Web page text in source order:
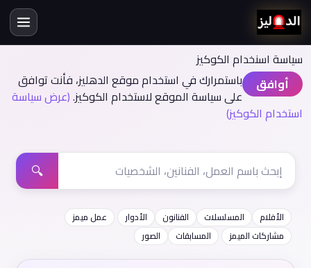
سياسة اسنخدام الكوكيز
أوافق
باستمرارك في استخدام موقع الدهليز، فأنت توافق
على سياسة الموقع لاستخدام الكوكيز.(عرض سياسة
استخدام الكوكيز)
🔍
الأفلام المسلسلات الفنانون الأدوار
عمل ميمز
مشاركات الميمز
المسابقات الصور